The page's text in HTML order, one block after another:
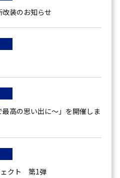
装のお知らせ
高の思い出に～」を開催しま
クト 第1弾